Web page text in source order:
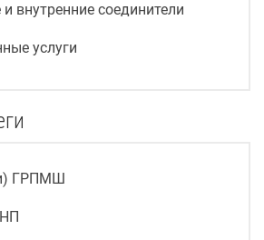
внутренние соединители
услуги
ГРПМШ